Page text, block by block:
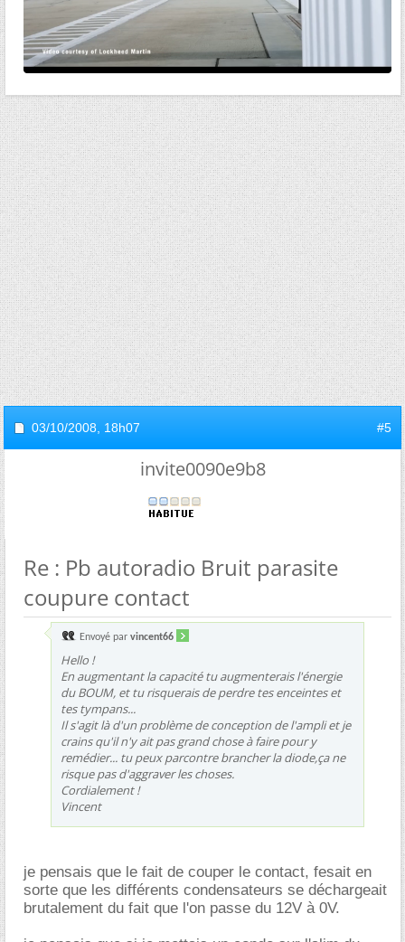
03/10/2008, 18h07 #5
invite0090e9b8
Re : Pb autoradio Bruit parasite
coupure contact
Envoyé par vincent66
Hello !
En augmentant la capacité tu augmenterais l'énergie
du BOUM, et tu risquerais de perdre tes enceintes et
tes tympans...
Il s'agit là d'un problème de conception de l'ampli et je
crains qu'il n'y ait pas grand chose à faire pour y
remédier... tu peux parcontre brancher la diode,ça ne
risque pas d'aggraver les choses.
Cordialement !
Vincent
je pensais que le fait de couper le contact, fesait en
sorte que les différents condensateurs se déchargeait
brutalement du fait que l'on passe du 12V à 0V.